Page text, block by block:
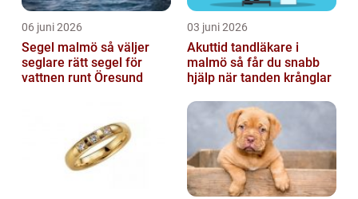
06 juni 2026
Segel malmö så väljer
seglare rätt segel för
vattnen runt Öresund
03 juni 2026
Akuttid tandläkare i
malmö så får du snabb
hjälp när tanden krånglar